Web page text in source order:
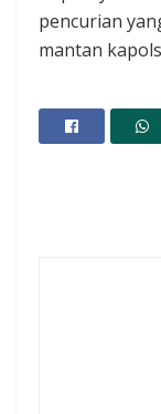
pencurian
mantan